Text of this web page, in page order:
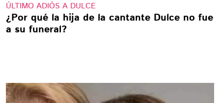
ÚLTIMO ADIÓS A DULCE
¿Por qué la hija de la cantante Dulce no fue
a su funeral?